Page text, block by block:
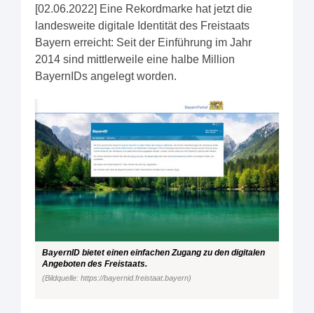
[02.06.2022] Eine Rekordmarke hat jetzt die
landesweite digitale Identität des Freistaats
Bayern erreicht: Seit der Einführung im Jahr
2014 sind mittlerweile eine halbe Million
BayernIDs angelegt worden.
BayernID bietet einen einfachen Zugang zu den digitalen
Angeboten des Freistaats.
(Bildquelle: https://bayernid.freistaat.bayern)